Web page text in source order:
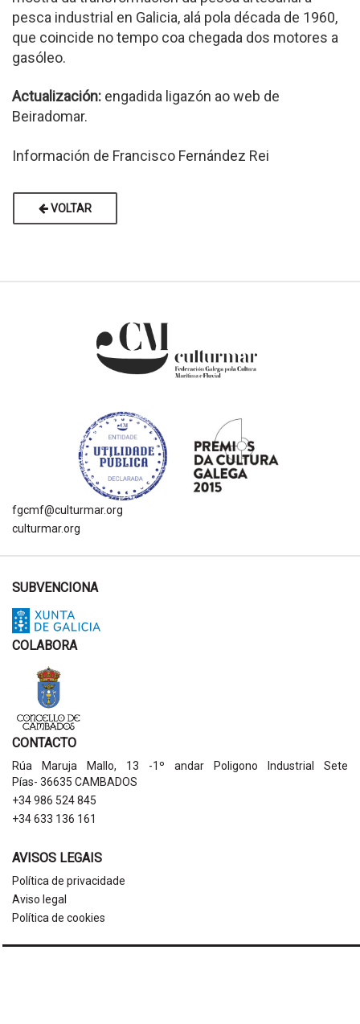
pesca industrial en Galicia, alá pola década de 1960,
que coincide no tempo coa chegada dos motores a
gasóleo.
Actualización: engadida ligazón ao web de
Beiradomar.
Información de Francisco Fernández Rei
VOLTAR
fgcmf@culturmar.org
culturmar.org
SUBVENCIONA
COLABORA
CONTACTO
Rúa Maruja Mallo, 13 -1º andar Poligono Industrial Sete
Pías- 36635 CAMBADOS
+34 986 524 845
+34 633 136 161
AVISOS LEGAIS
Política de privacidade
Aviso legal
Política de cookies